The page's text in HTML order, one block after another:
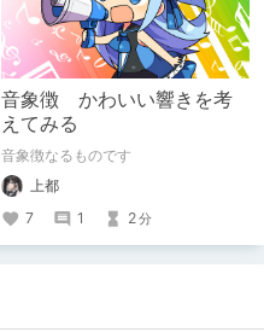
音象徴 かわいい響きを考
えてみる
音象徴なるものです
上都
7
1 2分